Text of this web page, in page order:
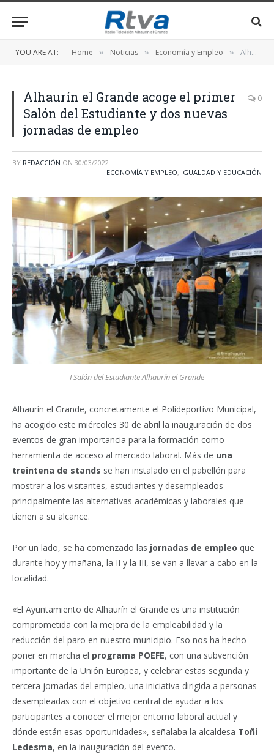
YOU ARE AT: Home » Noticias » Economía y Empleo » Alhaurín el Grande acoge el primer Salón del Estudiante y dos nuevas jornadas de empleo
Alhaurín el Grande acoge el primer
Salón del Estudiante y dos nuevas
jornadas de empleo
0
BY REDACCIÓN ON 30/03/2022
ECONOMÍA Y EMPLEO, IGUALDAD Y EDUCACIÓN
I Salón del Estudiante Alhaurín el Grande
Alhaurín el Grande, concretamente el Polideportivo Municipal,
ha acogido este miércoles 30 de abril la inauguración de dos
eventos de gran importancia para la formación como
herramienta de acceso al mercado laboral. Más de una
treintena de stands se han instalado en el pabellón para
mostrar a los visitantes, estudiantes y desempleados
principalmente las alternativas académicas y laborales que
tienen a su alcance.
Por un lado, se ha comenzado las jornadas de empleo que
durante hoy y mañana, la II y la III, se van a llevar a cabo en la
localidad.
«El Ayuntamiento de Alhaurín el Grande es una institución
comprometida con la mejora de la empleabilidad y la
reducción del paro en nuestro municipio. Eso nos ha hecho
poner en marcha el programa POEFE, con una subvención
importante de la Unión Europea, y celebrar estas segunda y
tercera jornadas del empleo, una iniciativa dirigida a personas
desempleadas con el objetivo central de ayudar a los
participantes a conocer el mejor entorno laboral actual y
dónde están esas oportunidades», señalaba la alcaldesa Toñi
Ledesma, en la inauguración del evento.